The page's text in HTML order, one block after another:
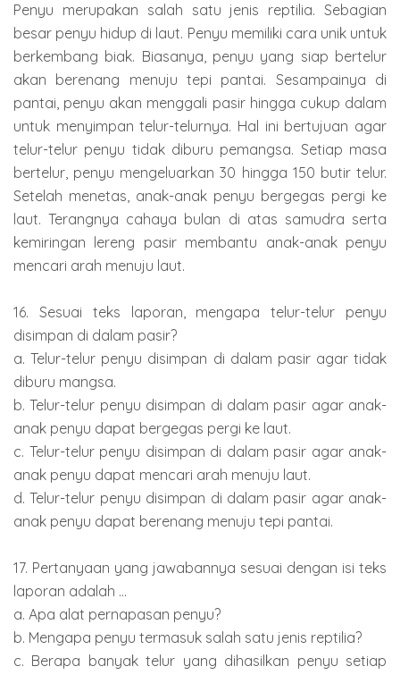
Penyu merupakan salah satu jenis reptilia. Sebagian
besar penyu hidup di laut. Penyu memiliki cara unik untuk
berkembang biak. Biasanya, penyu yang siap bertelur
akan berenang menuju tepi pantai. Sesampainya di
pantai, penyu akan menggali pasir hingga cukup dalam
untuk menyimpan telur-telurnya. Hal ini bertujuan agar
telur-telur penyu tidak diburu pemangsa. Setiap masa
bertelur, penyu mengeluarkan 30 hingga 150 butir telur.
Setelah menetas, anak-anak penyu bergegas pergi ke
laut. Terangnya cahaya bulan di atas samudra serta
kemiringan lereng pasir membantu anak-anak penyu
mencari arah menuju laut.
16. Sesuai teks laporan, mengapa telur-telur penyu
disimpan di dalam pasir?
a. Telur-telur penyu disimpan di dalam pasir agar tidak
diburu mangsa.
b. Telur-telur penyu disimpan di dalam pasir agar anak-
anak penyu dapat bergegas pergi ke laut.
c. Telur-telur penyu disimpan di dalam pasir agar anak-
anak penyu dapat mencari arah menuju laut.
d. Telur-telur penyu disimpan di dalam pasir agar anak-
anak penyu dapat berenang menuju tepi pantai.
17. Pertanyaan yang jawabannya sesuai dengan isi teks
laporan adalah ...
a. Apa alat pernapasan penyu?
b. Mengapa penyu termasuk salah satu jenis reptilia?
c. Berapa banyak telur yang dihasilkan penyu setiap